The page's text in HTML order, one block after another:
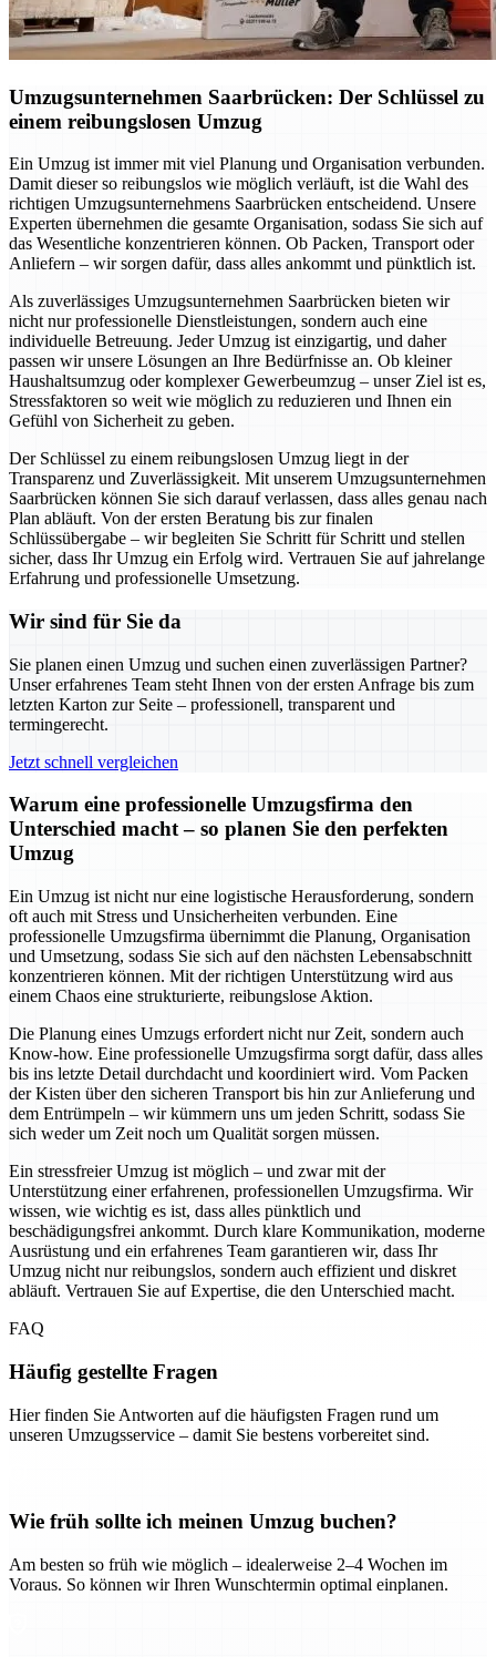
Umzugsunternehmen Saarbrücken: Der Schlüssel zu
einem reibungslosen Umzug
Ein Umzug ist immer mit viel Planung und Organisation verbunden.
Damit dieser so reibungslos wie möglich verläuft, ist die Wahl des
richtigen Umzugsunternehmens Saarbrücken entscheidend. Unsere
Experten übernehmen die gesamte Organisation, sodass Sie sich auf
das Wesentliche konzentrieren können. Ob Packen, Transport oder
Anliefern – wir sorgen dafür, dass alles ankommt und pünktlich ist.
Als zuverlässiges Umzugsunternehmen Saarbrücken bieten wir
nicht nur professionelle Dienstleistungen, sondern auch eine
individuelle Betreuung. Jeder Umzug ist einzigartig, und daher
passen wir unsere Lösungen an Ihre Bedürfnisse an. Ob kleiner
Haushaltsumzug oder komplexer Gewerbeumzug – unser Ziel ist es,
Stressfaktoren so weit wie möglich zu reduzieren und Ihnen ein
Gefühl von Sicherheit zu geben.
Der Schlüssel zu einem reibungslosen Umzug liegt in der
Transparenz und Zuverlässigkeit. Mit unserem Umzugsunternehmen
Saarbrücken können Sie sich darauf verlassen, dass alles genau nach
Plan abläuft. Von der ersten Beratung bis zur finalen
Schlüssübergabe – wir begleiten Sie Schritt für Schritt und stellen
sicher, dass Ihr Umzug ein Erfolg wird. Vertrauen Sie auf jahrelange
Erfahrung und professionelle Umsetzung.
Wir sind für Sie da
Sie planen einen Umzug und suchen einen zuverlässigen Partner?
Unser erfahrenes Team steht Ihnen von der ersten Anfrage bis zum
letzten Karton zur Seite – professionell, transparent und
termingerecht.
Jetzt schnell vergleichen
Warum eine professionelle Umzugsfirma den
Unterschied macht – so planen Sie den perfekten
Umzug
Ein Umzug ist nicht nur eine logistische Herausforderung, sondern
oft auch mit Stress und Unsicherheiten verbunden. Eine
professionelle Umzugsfirma übernimmt die Planung, Organisation
und Umsetzung, sodass Sie sich auf den nächsten Lebensabschnitt
konzentrieren können. Mit der richtigen Unterstützung wird aus
einem Chaos eine strukturierte, reibungslose Aktion.
Die Planung eines Umzugs erfordert nicht nur Zeit, sondern auch
Know-how. Eine professionelle Umzugsfirma sorgt dafür, dass alles
bis ins letzte Detail durchdacht und koordiniert wird. Vom Packen
der Kisten über den sicheren Transport bis hin zur Anlieferung und
dem Entrümpeln – wir kümmern uns um jeden Schritt, sodass Sie
sich weder um Zeit noch um Qualität sorgen müssen.
Ein stressfreier Umzug ist möglich – und zwar mit der
Unterstützung einer erfahrenen, professionellen Umzugsfirma. Wir
wissen, wie wichtig es ist, dass alles pünktlich und
beschädigungsfrei ankommt. Durch klare Kommunikation, moderne
Ausrüstung und ein erfahrenes Team garantieren wir, dass Ihr
Umzug nicht nur reibungslos, sondern auch effizient und diskret
abläuft. Vertrauen Sie auf Expertise, die den Unterschied macht.
FAQ
Häufig gestellte Fragen
Hier finden Sie Antworten auf die häufigsten Fragen rund um
unseren Umzugsservice – damit Sie bestens vorbereitet sind.
Wie früh sollte ich meinen Umzug buchen?
Am besten so früh wie möglich – idealerweise 2–4 Wochen im
Voraus. So können wir Ihren Wunschtermin optimal einplanen.